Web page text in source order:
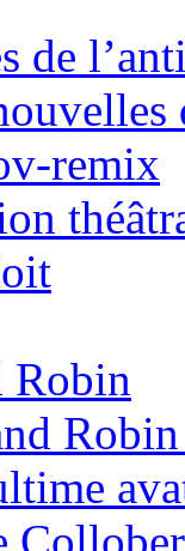
de
remix
Robin